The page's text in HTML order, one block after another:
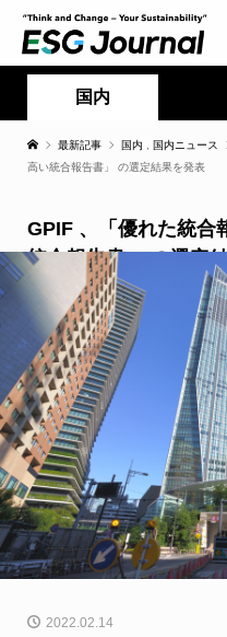
国内
最新記事 国内 国内ニュース
高い統合報告書」 の選定結果を発表
GPIF 、「優れた統合
統合報告書」 の選定
2022.02.14